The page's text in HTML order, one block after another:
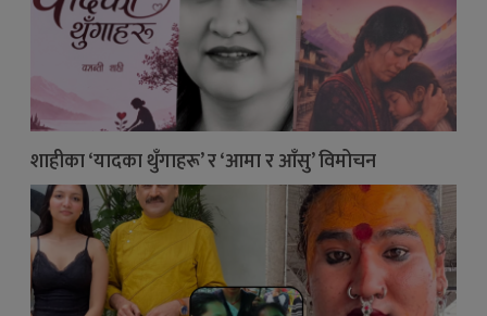
शाहीका ‘यादका थुँगाहरू’ र ‘आमा र आँसु’ विमोचन